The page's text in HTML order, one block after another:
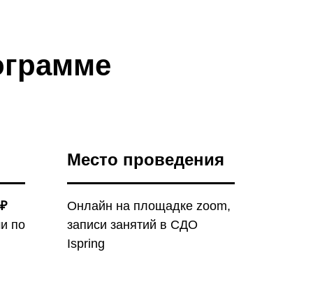
по
Место проведения
Онлайн на площадке zoom,
записи занятий в СДО
Ispring